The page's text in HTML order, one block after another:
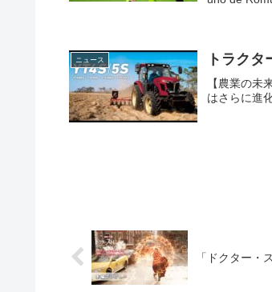
ニュース トラク
【農業の
はさらに進
「ドクター・